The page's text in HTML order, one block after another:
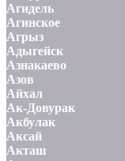
Агидель
Агинское
Агрыз
Адыгейск
Азнакаево
Азов
Айхал
Ак-Довурак
Акбулак
Аксай
Акташ